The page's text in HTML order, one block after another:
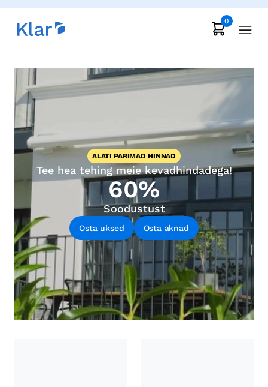
0
ALATI PARIMAD HINNAD
Tee hea tehing meie kevadhindadega!
60%
Soodustust
Osta uksed Osta aknad